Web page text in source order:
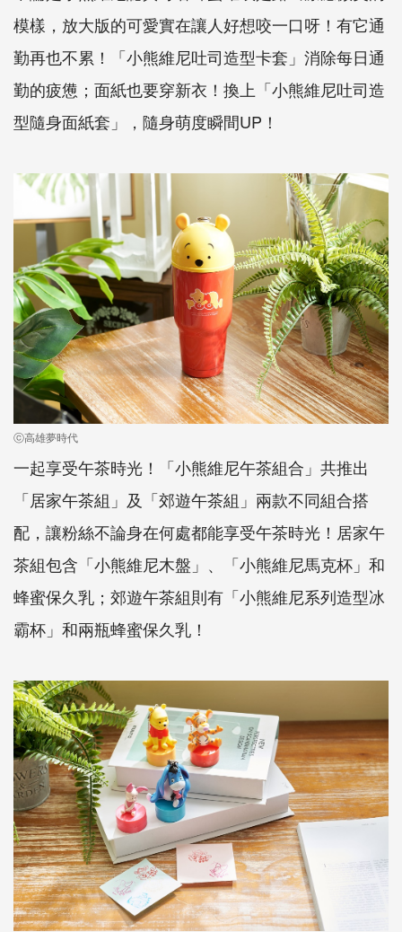
模樣，放大版的可愛實在讓人好想咬一口呀！有它通
勤再也不累！「小熊維尼吐司造型卡套」消除每日通
勤的疲憊；面紙也要穿新衣！換上「小熊維尼吐司造
型隨身面紙套」，隨身萌度瞬間UP！
ⓒ高雄夢時代
一起享受午茶時光！「小熊維尼午茶組合」共推出
「居家午茶組」及「郊遊午茶組」兩款不同組合搭
配，讓粉絲不論身在何處都能享受午茶時光！居家午
茶組包含「小熊維尼木盤」、「小熊維尼馬克杯」和
蜂蜜保久乳；郊遊午茶組則有「小熊維尼系列造型冰
霸杯」和兩瓶蜂蜜保久乳！